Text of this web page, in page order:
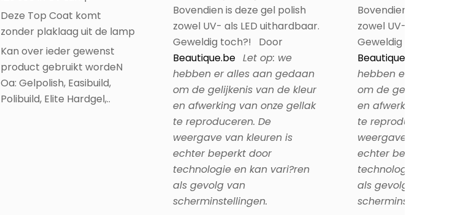
Deze Top Coat komt
zonder plaklaag uit de lamp
Kan over ieder gewenst
product gebruikt wordeN
Oa: Gelpolish, Easibuild,
Polibuild, Elite Hardgel,..
Bovendien is deze gel polish
zowel UV- als LED uithardbaar.
Geweldig toch?! Door
Beautique.be Let op: we
hebben er alles aan gedaan
om de gelijkenis van de kleur
en afwerking van onze gellak
te reproduceren. De
weergave van kleuren is
echter beperkt door
technologie en kan vari?ren
als gevolg van
scherminstellingen.
Bovendien is deze
zowel UV- als LED
Geweldig toch?!
Beautique.be
hebben er alles
om de gelijkenis
en afwerking van
te reproduceren. De
weergave van
echter beperkt door
technologie en kan
als gevolg van
scherminstellingen.